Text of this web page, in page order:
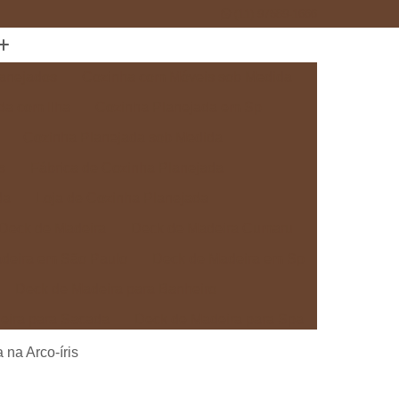
sob Medida
na Arco-íris